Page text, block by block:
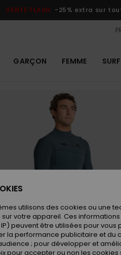
VENTE FLASH -25% extra sur
GARÇON FEMME SURF
utilisons des cookies ou une
votre appareil. Ces
peuvent être utilisées pour
la performance publicitaire et du
; pour développer et
pour accepter ou non les